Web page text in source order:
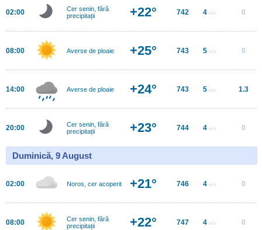
02:00
Cer senin, fără
precipitații
+22° 742 4 m/s 0
08:00 Averse de ploaie +25° 743 5 m/s 0
14:00 Averse de ploaie +24° 743 5 m/s 1.3
20:00
Cer senin, fără
precipitații
+23° 744 4 m/s 0
Duminică, 9 August
02:00 Noros, cer acoperit +21° 746 4 m/s 0
08:00
Cer senin, fără
precipitații
+22° 747 4 m/s 0